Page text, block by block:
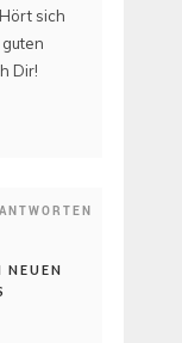
sich
Dir!
ANTWORTEN